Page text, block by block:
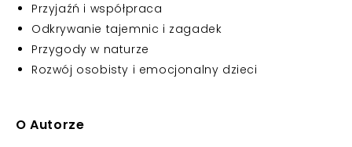
Przyjaźń i współpraca
Odkrywanie tajemnic i zagadek
Przygody w naturze
Rozwój osobisty i emocjonalny dzieci
O Autorze